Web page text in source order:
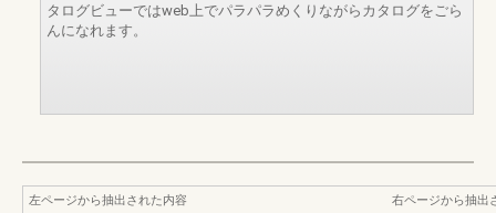
タログビューではweb上でパラパラめくりながらカタログをごら
んになれます。
左ページから抽出された内容
右ページから抽出